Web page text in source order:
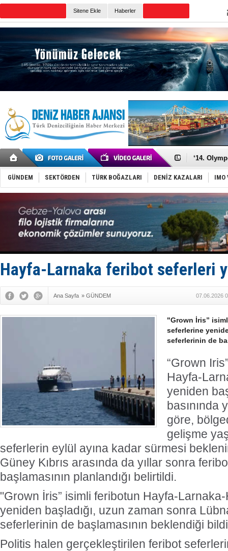
Sitene Ekle Haberler
Denizcilik
‘14.
Taksi
TÜRKLİM
SOCAR da
D-Marin,
Van’da
TAYK -
GÜNDEM SEKTÖRDEN TÜRK BOĞAZLARI DENİZ KAZALARI IMO
Hayfa-Larnaka feribot seferleri
Ana Sayfa » GÜNDEM 07.06.2026
"Grown İris”
seferlerine
seferlerinin de
“Grown
Hayfa-
yeniden
basınında
göre,
gelişme
seferlerin eylül ayına kadar sürmesi
Güney Kıbrıs arasında da yıllar sonra
başlamasının planlandığı belirtildi.
"Grown İris” isimli feribotun Hayfa-
yeniden başladığı, uzun zaman sonra
seferlerinin de başlamasının beklendiği
Politis halen gerçekleştirilen feribot